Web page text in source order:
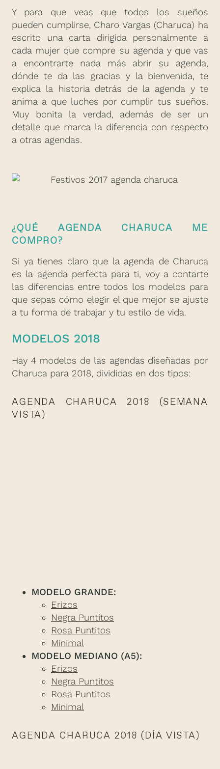
Y para que veas que todos los sueños
pueden cumplirse, Charo Vargas (Charuca) ha
escrito una carta dirigida personalmente a
cada mujer que compre su agenda y que vas
a encontrarte nada más abrir su agenda,
dónde te da las gracias y la bienvenida, te
explica la historia detrás de la agenda y te
anima a que luches por cumplir tus sueños.
Muy bonita la verdad, además de ser un
detalle que marca la diferencia con respecto
a otras agendas.
¿QUÉ AGENDA CHARUCA ME
COMPRO?
Si ya tienes claro que la agenda de Charuca
es la agenda perfecta para ti, voy a contarte
las diferencias entre todos los modelos para
que sepas cómo elegir el que mejor se ajuste
a tu forma de trabajar y tu estilo de vida.
MODELOS 2018
Hay 4 modelos de las agendas diseñadas por
Charuca para 2018, divididas en dos tipos:
AGENDA CHARUCA 2018 (SEMANA
VISTA)
MODELO GRANDE:
Erizos
Negra Puntitos
Rosa Puntitos
Minimal
MODELO MEDIANO (A5):
Erizos
Negra Puntitos
Rosa Puntitos
Minimal
AGENDA CHARUCA 2018 (DÍA VISTA)